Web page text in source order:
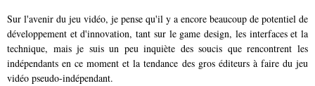
Sur l'avenir du jeu vidéo, je pense qu'il y a encore beaucoup de potentiel de
développement et d'innovation, tant sur le game design, les interfaces et la
technique, mais je suis un peu inquiète des soucis que rencontrent les
indépendants en ce moment et la tendance des gros éditeurs à faire du jeu
vidéo pseudo-indépendant.